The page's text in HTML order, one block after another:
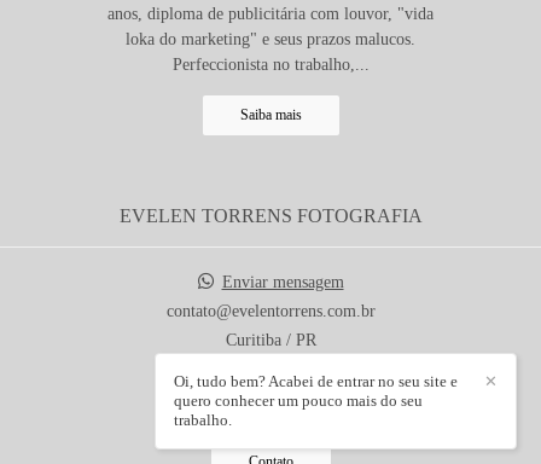
anos, diploma de publicitária com louvor, "vida
loka do marketing" e seus prazos malucos.
Perfeccionista no trabalho,...
Saiba mais
EVELEN TORRENS FOTOGRAFIA
Enviar mensagem
contato@evelentorrens.com.br
Curitiba / PR
✕
Oi, tudo bem? Acabei de entrar no seu site e
quero conhecer um pouco mais do seu
trabalho.